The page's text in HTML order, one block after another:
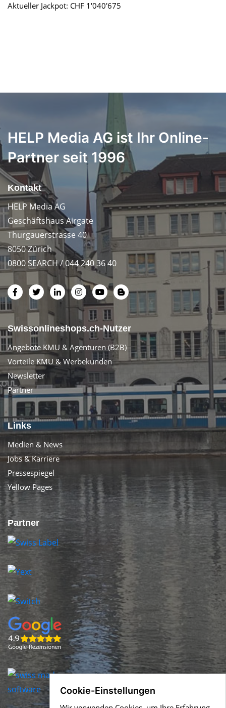
Aktueller Jackpot: CHF 1'040'675
HELP Media AG ist Ihr Online-
Partner seit 1996
Kontakt
HELP Media AG
Geschäftshaus Airgate
Thurgauerstrasse 40
8050 Zürich
0800 SEARCH / 044 240 36 40
Swissonlineshops.ch-Nutzer
Angebote KMU & Agenturen (B2B)
Vorteile KMU & Werbekunden
Newsletter
Partner
Links
Medien & News
Jobs & Karriere
Pressespiegel
Yellow Pages
Partner
Cookie-Einstellungen